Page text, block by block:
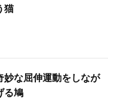
猫
妙な屈伸運動をしなが
る鳩